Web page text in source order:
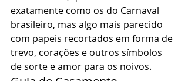
exatamente como os do Carnaval
brasileiro, mas algo mais parecido
com papeis recortados em forma de
trevo, corações e outros símbolos
de sorte e amor para os noivos.